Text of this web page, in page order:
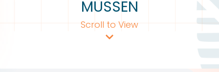
MÜSSEN
Scroll to View